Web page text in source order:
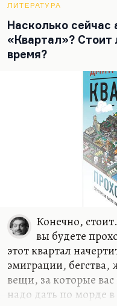
почти центре
провинции у меня
жил, очень много
на даче своей. Или в
пансионате. И у
здесь, ровно с теми
том, что до Чепелева
ЛИТЕРАТУРА
Насколько сейчас
«Квартал»? Стоит
время?
Конечно,
вы будете
этот квартал
эмиграции,
вещи, за которые
надо дать по морде